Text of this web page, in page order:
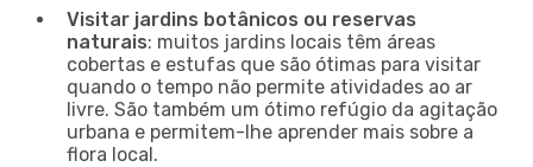
Visitar jardins botânicos ou reservas
naturais: muitos jardins locais têm áreas
cobertas e estufas que são ótimas para visitar
quando o tempo não permite atividades ao ar
livre. São também um ótimo refúgio da agitação
urbana e permitem-lhe aprender mais sobre a
flora local.